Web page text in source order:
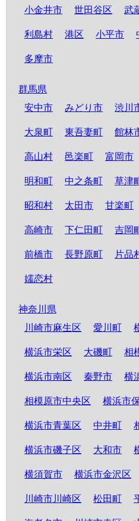
小金井市 世田谷区 武
利島村 港区 小平市
多摩市
群馬県
安中市
みどり市 渋川
大泉町 東吾妻町 館林
高山村 邑楽町 富岡市
明和町 中之条町 草津
昭和村 太田市 甘楽町
高崎市 下仁田町 吉岡
前橋市 長野原町 片品
嬬恋村
神奈川県
川崎市麻生区
愛川町
横浜市栄区 大磯町 相
横浜市南区 秦野市 横
相模原市中央区 横浜市
横浜市青葉区 中井町
横浜市磯子区 大和市
横須賀市 横浜市金沢区
川崎市川崎区 松田町